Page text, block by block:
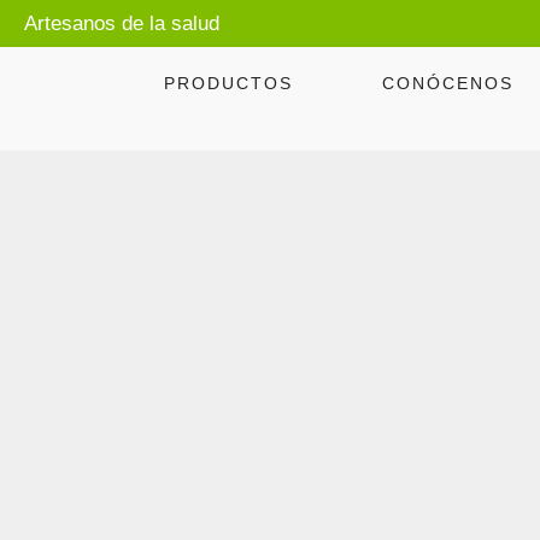
Artesanos de la salud
PRODUCTOS CONÓCENOS